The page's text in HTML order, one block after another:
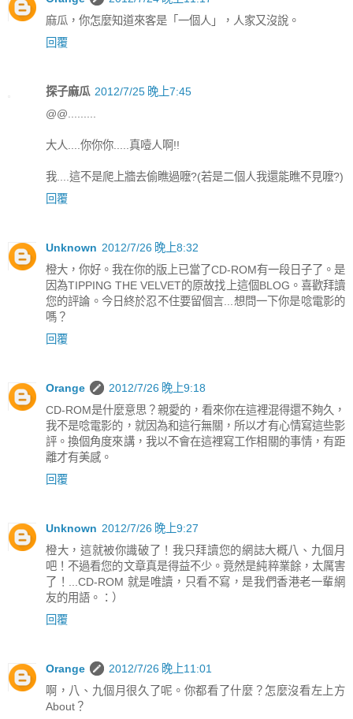
麻瓜，你怎麼知道來客是「一個人」，人家又沒說。
回覆
探子麻瓜 2012/7/25 晚上7:45
@@.........
大人....你你你.....真噎人啊!!
我....這不是爬上牆去偷瞧過嚒?(若是二個人我還能瞧不見嚒?)
回覆
Unknown 2012/7/26 晚上8:32
橙大，你好。我在你的版上已當了CD-ROM有一段日子了。是
因為TIPPING THE VELVET的原故找上這個BLOG。喜歡拜讀
您的評論。今日終於忍不住要留個言...想問一下你是唸電影的
嗎？
回覆
Orange
2012/7/26 晚上9:18
CD-ROM是什麼意思？親愛的，看來你在這裡混得還不夠久，
我不是唸電影的，就因為和這行無關，所以才有心情寫這些影
評。換個角度來講，我以不會在這裡寫工作相關的事情，有距
離才有美感。
回覆
Unknown 2012/7/26 晚上9:27
橙大，這就被你識破了！我只拜讀您的網誌大概八、九個月
吧！不過看您的文章真是得益不少。竟然是純粹業餘，太厲害
了！...CD-ROM 就是唯讀，只看不寫，是我們香港老一輩網
友的用語。：）
回覆
Orange
2012/7/26 晚上11:01
啊，八、九個月很久了呢。你都看了什麼？怎麼沒看左上方
About？